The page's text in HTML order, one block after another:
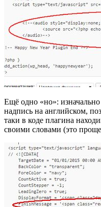
Ещё одно «но»:
надпись на английском,
таки в коде плагина
своими словами (это